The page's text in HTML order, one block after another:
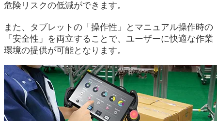
危険リスクの低減ができます。
また、タブレットの「操作性」とマニュアル操作時の
「安全性」を両立することで、ユーザーに快適な作業
環境の提供が可能となります。